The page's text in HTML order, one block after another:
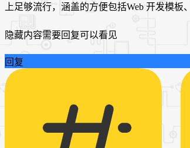
上足够流行，涵盖的方便包括Web 开发模
隐藏内容需要回复可以看见
回复